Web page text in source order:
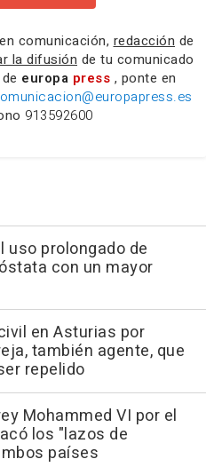
en comunicación, redacción de
la difusión de tu comunicado
europa press , ponte en
913592600
uso prolongado de
con un mayor
en Asturias por
también agente, que
repelido
Mohammed VI por el
los "lazos de
países